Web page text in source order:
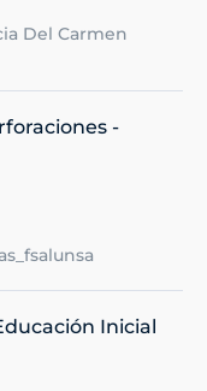
Del Carmen
-
Inicial